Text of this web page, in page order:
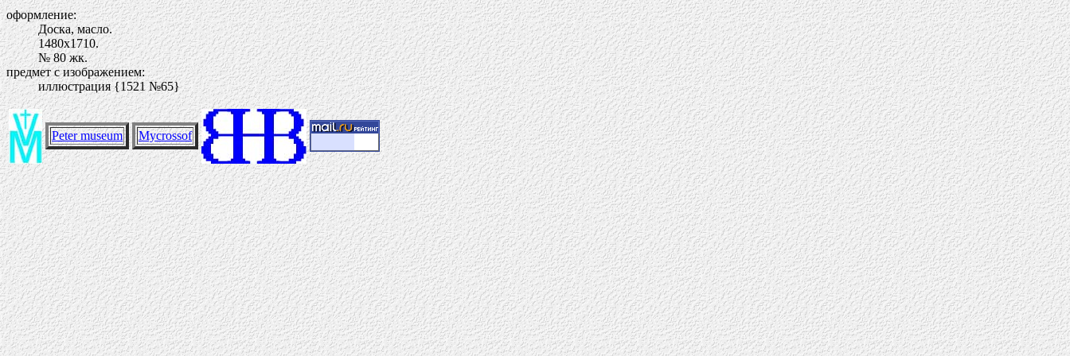
оформление:
Доска, масло.
1480х1710.
№ 80 жк.
предмет с изображением:
иллюстрация {1521 №65}
Peter museum Mycrossof